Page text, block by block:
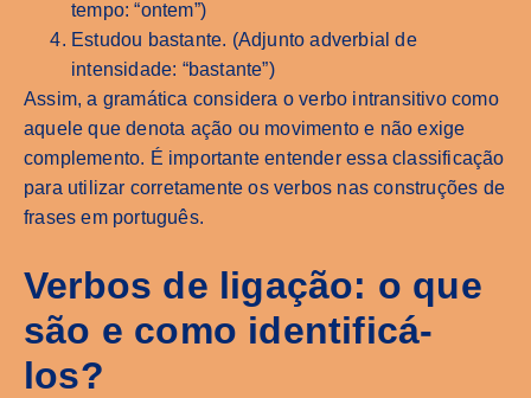
tempo: “ontem”)
Estudou bastante. (Adjunto adverbial de
intensidade: “bastante”)
Assim, a gramática considera o verbo intransitivo como
aquele que denota ação ou movimento e não exige
complemento. É importante entender essa classificação
para utilizar corretamente os verbos nas construções de
frases em português.
Verbos de ligação: o que
são e como identificá-
los?